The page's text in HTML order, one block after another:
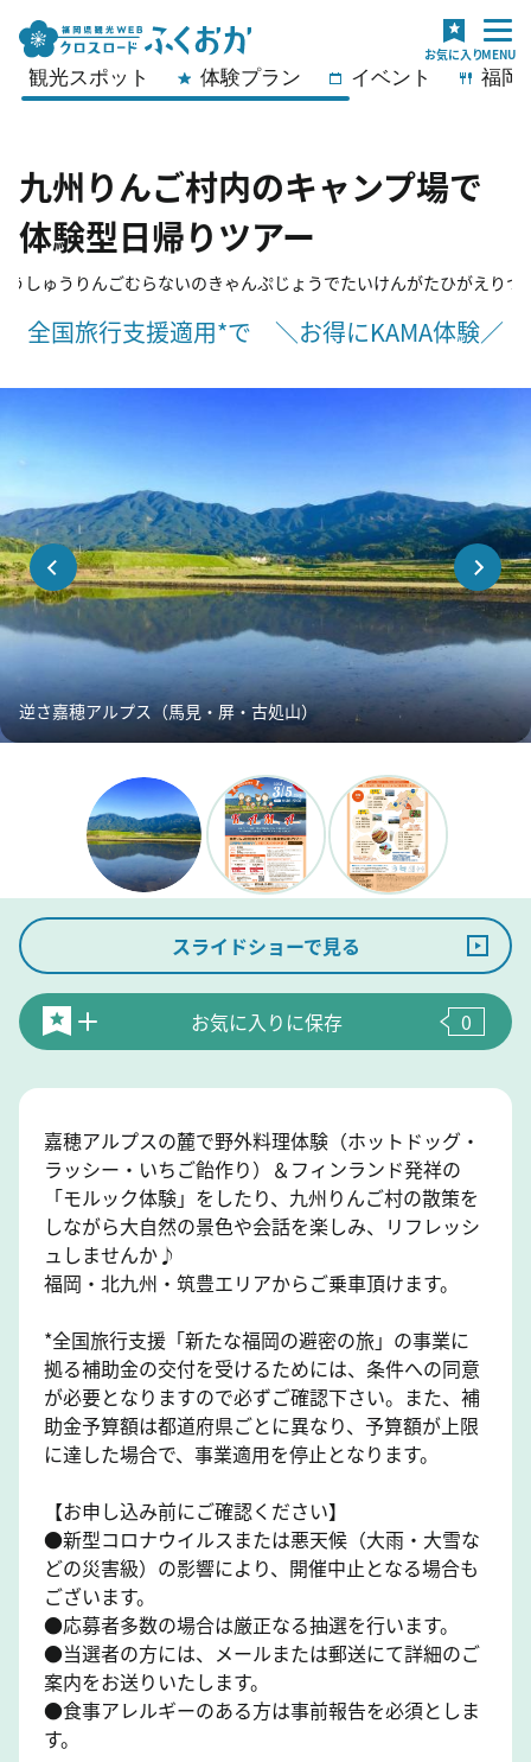
観光スポット 体験プラン イベント 福岡
九州りんご村内のキャンプ場で
体験型日帰りツアー
うしゅうりんごむらないのきゃんぷじょうでたいけんがたひがえりつ
全国旅行支援適用*で ＼お得にKAMA体験／
逆さ嘉穂アルプス（馬見・屏・古処山）
スライドショーで見る
お気に入りに保存 0
嘉穂アルプスの麓で野外料理体験（ホットドッグ・
ラッシー・いちご飴作り）＆フィンランド発祥の
「モルック体験」をしたり、九州りんご村の散策を
しながら大自然の景色や会話を楽しみ、リフレッシ
ュしませんか♪
福岡・北九州・筑豊エリアからご乗車頂けます。
*全国旅行支援「新たな福岡の避密の旅」の事業に
拠る補助金の交付を受けるためには、条件への同意
が必要となりますので必ずご確認下さい。また、補
助金予算額は都道府県ごとに異なり、予算額が上限
に達した場合で、事業適用を停止となります。
【お申し込み前にご確認ください】
●新型コロナウイルスまたは悪天候（大雨・大雪な
どの災害級）の影響により、開催中止となる場合も
ございます。
●応募者多数の場合は厳正なる抽選を行います。
●当選者の方には、メールまたは郵送にて詳細のご
案内をお送りいたします。
●食事アレルギーのある方は事前報告を必須としま
す。